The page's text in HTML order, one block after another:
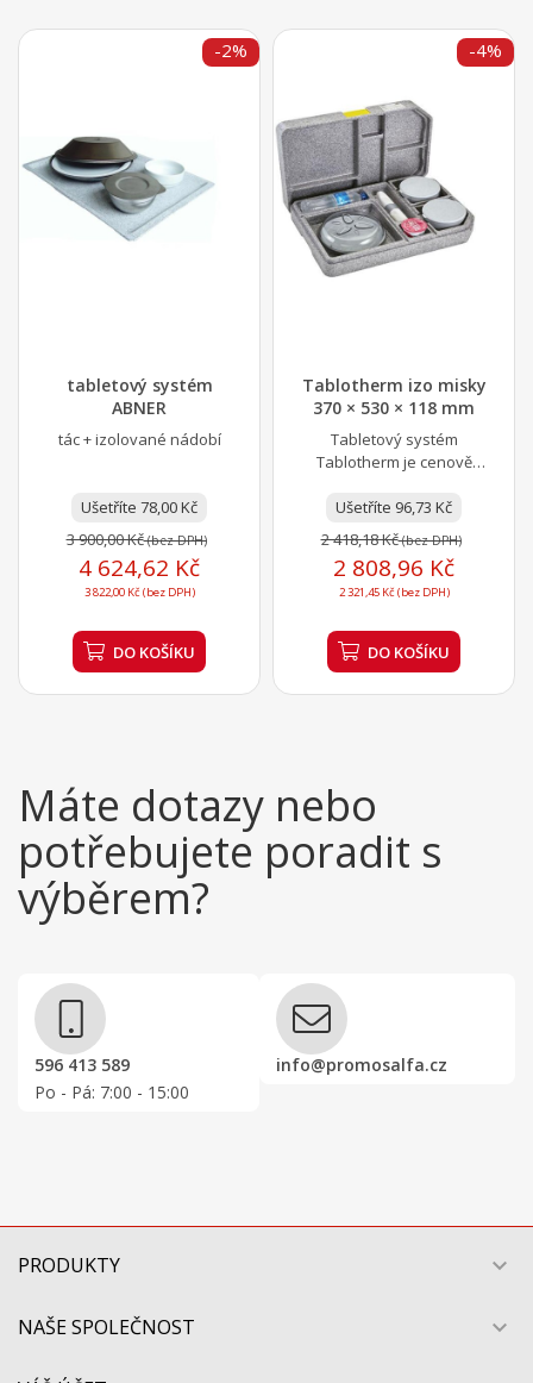
tabletový systém
ABNER
tác + izolované nádobí
Ušetříte 78,00 Kč
3 900,00 Kč(bez DPH)
-2%
4 624,62 Kč
3 822,00 Kč (bez DPH)
DO KOŠÍKU
Tablotherm izo misky
370 × 530 × 118 mm
Tabletový systém
Tablotherm je cenově
doručování jídla. Izolovaná
nádoba...
Ušetříte 96,73 Kč
2 418,18 Kč(bez DPH)
-4%
2 808,96 Kč
2 321,45 Kč (bez DPH)
DO KOŠÍKU
Máte dotazy nebo
potřebujete poradit s
výběrem?
596 413 589
Po - Pá: 7:00 - 15:00
info@promosalfa.cz
PRODUKTY 
NAŠE SPOLEČNOST 